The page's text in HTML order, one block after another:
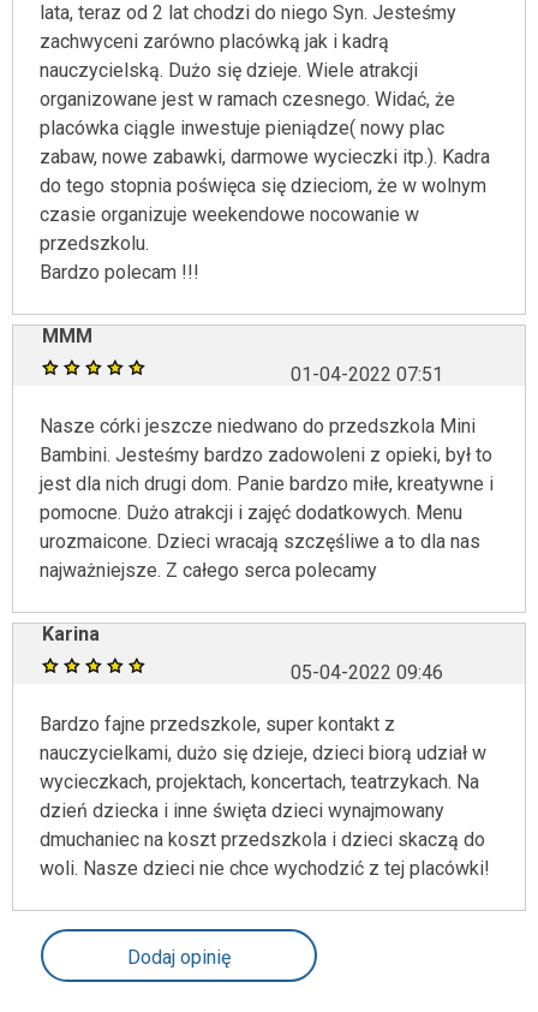
lata, teraz od 2 lat chodzi do niego Syn. Jesteśmy
zachwyceni zarówno placówką jak i kadrą
nauczycielską. Dużo się dzieje. Wiele atrakcji
organizowane jest w ramach czesnego. Widać, że
placówka ciągle inwestuje pieniądze( nowy plac
zabaw, nowe zabawki, darmowe wycieczki itp.). Kadra
do tego stopnia poświęca się dzieciom, że w wolnym
czasie organizuje weekendowe nocowanie w
przedszkolu.
Bardzo polecam !!!
MMM
01-04-2022 07:51
Nasze córki jeszcze niedwano do przedszkola Mini
Bambini. Jesteśmy bardzo zadowoleni z opieki, był to
jest dla nich drugi dom. Panie bardzo miłe, kreatywne i
pomocne. Dużo atrakcji i zajęć dodatkowych. Menu
urozmaicone. Dzieci wracają szczęśliwe a to dla nas
najważniejsze. Z całego serca polecamy
Karina
05-04-2022 09:46
Bardzo fajne przedszkole, super kontakt z
nauczycielkami, dużo się dzieje, dzieci biorą udział w
wycieczkach, projektach, koncertach, teatrzykach. Na
dzień dziecka i inne święta dzieci wynajmowany
dmuchaniec na koszt przedszkola i dzieci skaczą do
woli. Nasze dzieci nie chce wychodzić z tej placówki!
Dodaj opinię